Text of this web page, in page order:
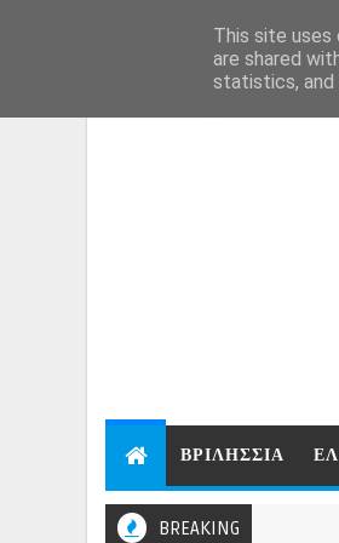
ΒΡΙΛΗΣΣΙΑ
BREAKING
This site uses
are shared
statistics, and